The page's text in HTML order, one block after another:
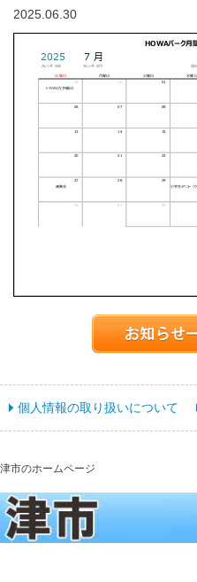
2025.06.30
個人情報の取り扱いについて
津市のホームページ